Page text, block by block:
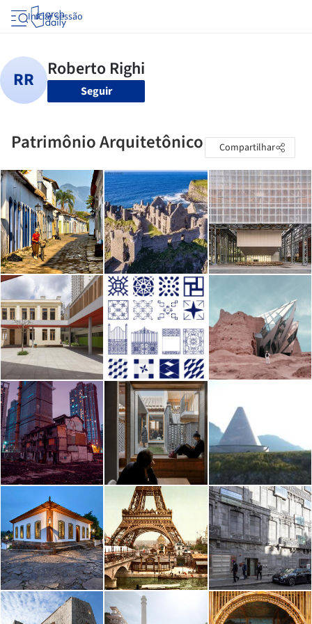
Iniciar sessão
Seguir
Patrimônio Arquitetônico Compartilhar